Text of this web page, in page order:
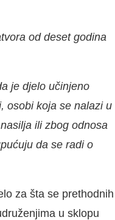
od deset godina
je djelo učinjeno
osobi koja se nalazi u
ili zbog odnosa
da se radi o
za šta se prethodnih
u sklopu